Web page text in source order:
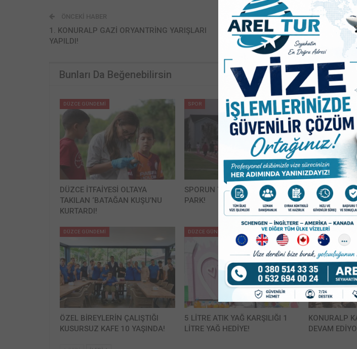
ÖNCEKI HABER
1. KONURALP GAZİ ORYANTRİNG YARIŞLARI
YAPILDI!
DÜZCE İÇİN
Bunları Da Beğenebilirsin
DÜZCE GÜNDEMİ
DÜZCE İTFAİYESİ OLTAYA
TAKILAN ‘BATAĞAN KUŞU’NU
KURTARDI!
SPOR
SPORUN YENİ ADRESİ MERKEZ
PARK!
DÜZCE GÜNDEMİ
DÜZCE
ARAÇLARI
DÜZCE GÜNDEMİ
ÖZEL BİREYLERİN ÇALIŞTIĞI
KUSURSUZ KAFE 10 YAŞINDA!
DÜZCE GÜNDEMİ
5 LİTRE ATIK YAĞ KARŞILIĞI 1
LİTRE YAĞ HEDİYE!
DÜZCE GÜNDEMİ
KONURALP
DEVAM